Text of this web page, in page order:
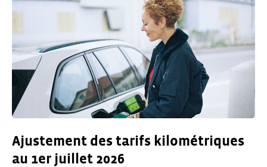
Ajustement des tarifs kilométriques
au 1er juillet 2026